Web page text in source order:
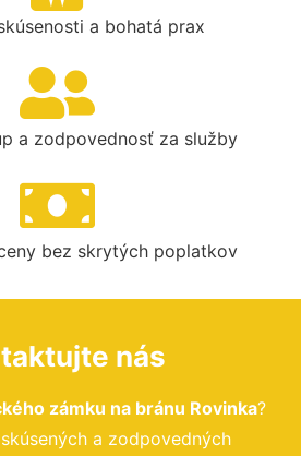
a bohatá prax
a zodpovednosť za služby
bez skrytých poplatkov
nás
zámku na bránu Rovinka?
a zodpovedných